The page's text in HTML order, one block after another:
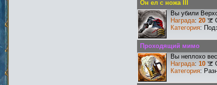
Он ел с ножа III
Вы убили
Награда: 20
Категория:
Проходящий мимо
Вы неплохо
Награда: 10
Категория: